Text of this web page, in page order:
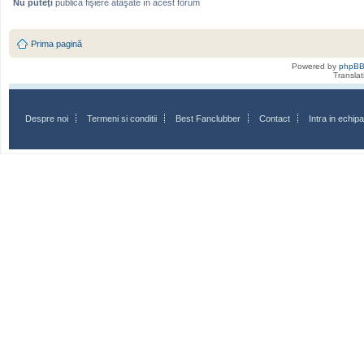
Nu puteţi publica fişiere ataşate în acest forum
Prima pagină
Powered by phpBB
Despre noi Termeni si conditii Best Fanclubber Contact Intra in